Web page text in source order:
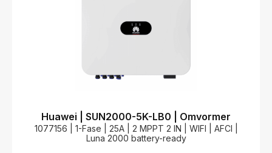
Huawei | SUN2000-5K-LB0 | Omvormer
1077156 | 1-Fase | 25A | 2 MPPT 2 IN | WIFI | AFCI |
Luna 2000 battery-ready